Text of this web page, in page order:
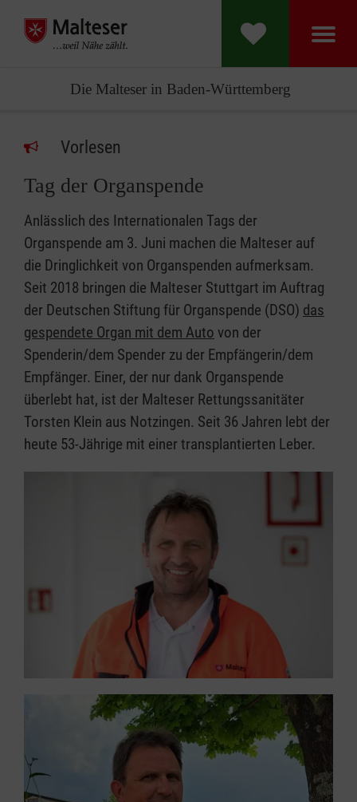
Die Malteser in Baden-Württemberg
Vorlesen
Tag der Organspende
Anlässlich des Internationalen Tags der
Organspende am 3. Juni machen die Malteser auf
die Dringlichkeit von Organspenden aufmerksam.
Seit 2018 bringen die Malteser Stuttgart im Auftrag
der Deutschen Stiftung für Organspende (DSO) das
gespendete Organ mit dem Auto von der
Spenderin/dem Spender zu der Empfängerin/dem
Empfänger. Einer, der nur dank Organspende
überlebt hat, ist der Malteser Rettungssanitäter
Torsten Klein aus Notzingen. Seit 36 Jahren lebt der
heute 53-Jährige mit einer transplantierten Leber.